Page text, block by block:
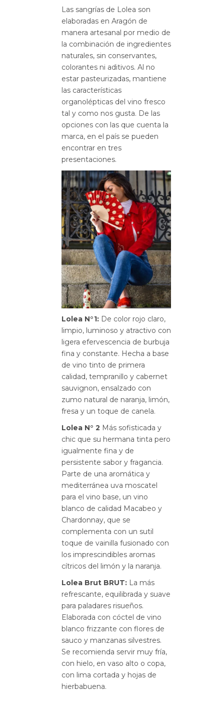
Las sangrías de Lolea son
elaboradas en Aragón de
manera artesanal por medio de
la combinación de ingredientes
naturales, sin conservantes,
colorantes ni aditivos. Al no
estar pasteurizadas, mantiene
las características
organolépticas del vino fresco
tal y como nos gusta. De las
opciones con las que cuenta la
marca, en el país se pueden
encontrar en tres
presentaciones.
Lolea N°1: De color rojo claro,
limpio, luminoso y atractivo con
ligera efervescencia de burbuja
fina y constante. Hecha a base
de vino tinto de primera
calidad, tempranillo y cabernet
sauvignon, ensalzado con
zumo natural de naranja, limón,
fresa y un toque de canela.
Lolea N° 2 Más sofisticada y
chic que su hermana tinta pero
igualmente fina y de
persistente sabor y fragancia.
Parte de una aromática y
mediterránea uva moscatel
para el vino base, un vino
blanco de calidad Macabeo y
Chardonnay, que se
complementa con un sutil
toque de vainilla fusionado con
los imprescindibles aromas
cítricos del limón y la naranja.
Lolea Brut BRUT: La más
refrescante, equilibrada y suave
para paladares risueños.
Elaborada con cóctel de vino
blanco frizzante con flores de
sauco y manzanas silvestres.
Se recomienda servir muy fría,
con hielo, en vaso alto o copa,
con lima cortada y hojas de
hierbabuena.